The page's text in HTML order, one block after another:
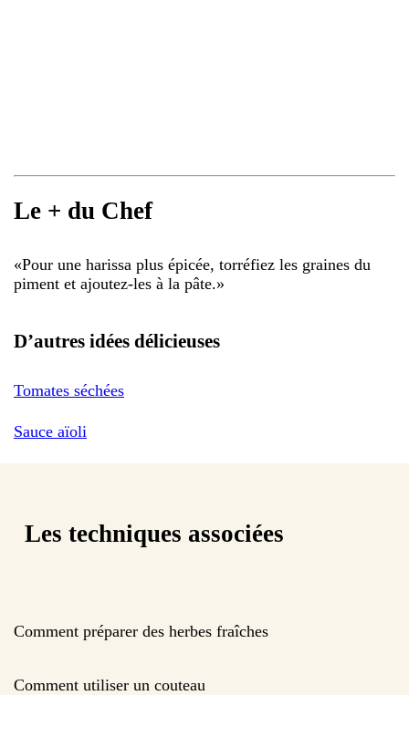
Le + du Chef
«Pour une harissa plus épicée, torréfiez les graines du
piment et ajoutez-les à la pâte.»
D’autres idées délicieuses
Tomates séchées
Sauce aïoli
Les techniques associées
Comment préparer des herbes fraîches
Comment utiliser un couteau